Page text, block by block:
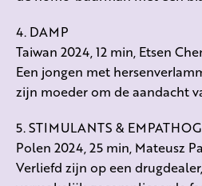
4. DAMP
Taiwan 2024, 12 min, Etsen
Een jongen met
zijn moeder om de aandacht
5. STIMULANTS &
Polen 2024, 25 min, Mateusz
Verliefd zijn op een